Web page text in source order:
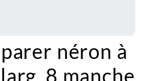
néron à
8 manche